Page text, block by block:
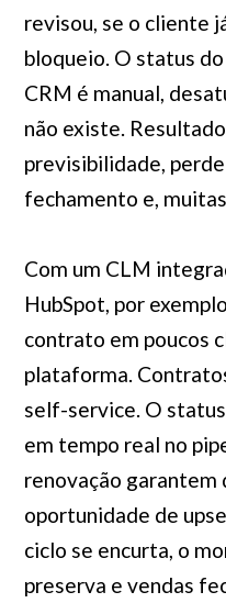
revisou, se o cliente
bloqueio. O status
CRM é manual,
não existe.
previsibilidade,
fechamento e,
Com um CLM
HubSpot, por
contrato em poucos
plataforma.
self-service. O
em tempo real no
renovação garantem
oportunidade de
ciclo se encurta, o
preserva e vendas